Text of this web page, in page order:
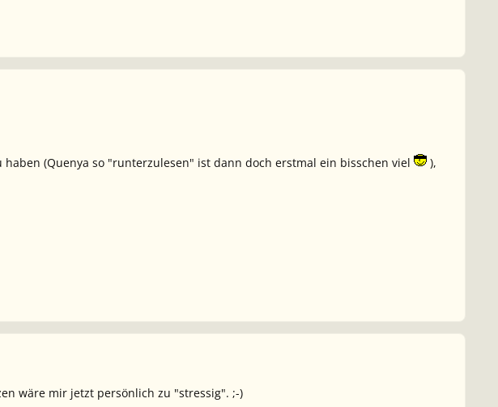
(Quenya so "runterzulesen" ist dann doch erstmal ein bisschen viel
),
wäre mir jetzt persönlich zu "stressig". ;-)